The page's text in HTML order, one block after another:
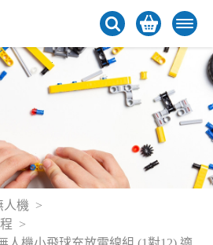
人機